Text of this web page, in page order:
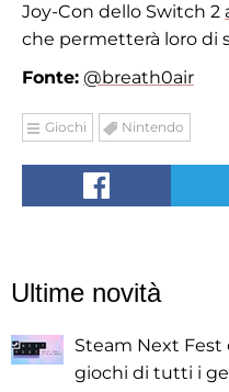
Joy-Con dello Switch 2
che permetterà loro di
Fonte: @breath0air
Giochi Nintendo
Ultime novità
Steam Next
giochi di tutti i